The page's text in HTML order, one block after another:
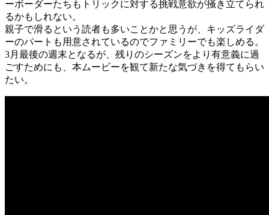
ーボーダーたちもトリックに対する挑戦意欲が掻き立てられ
るかもしれない。
親子で滑るという読者も多いことかと思うが、キッズライダ
ーのパートも用意されているのでファミリーでも楽しめる。
3月最後の週末となるが、残りのシーズンをより有意義に過
ごすためにも、本ムービーを観て新たな気づきを得てもらい
たい。